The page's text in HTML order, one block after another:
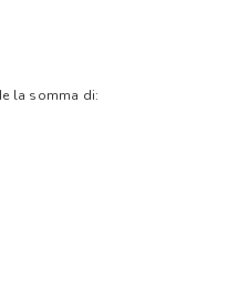
la somma di: